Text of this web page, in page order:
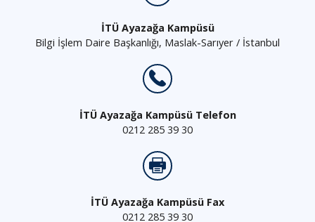
İTÜ Ayazağa Kampüsü
Bilgi İşlem Daire Başkanlığı, Maslak-Sarıyer / İstanbul
İTÜ Ayazağa Kampüsü Telefon
0212 285 39 30
İTÜ Ayazağa Kampüsü Fax
0212 285 39 30